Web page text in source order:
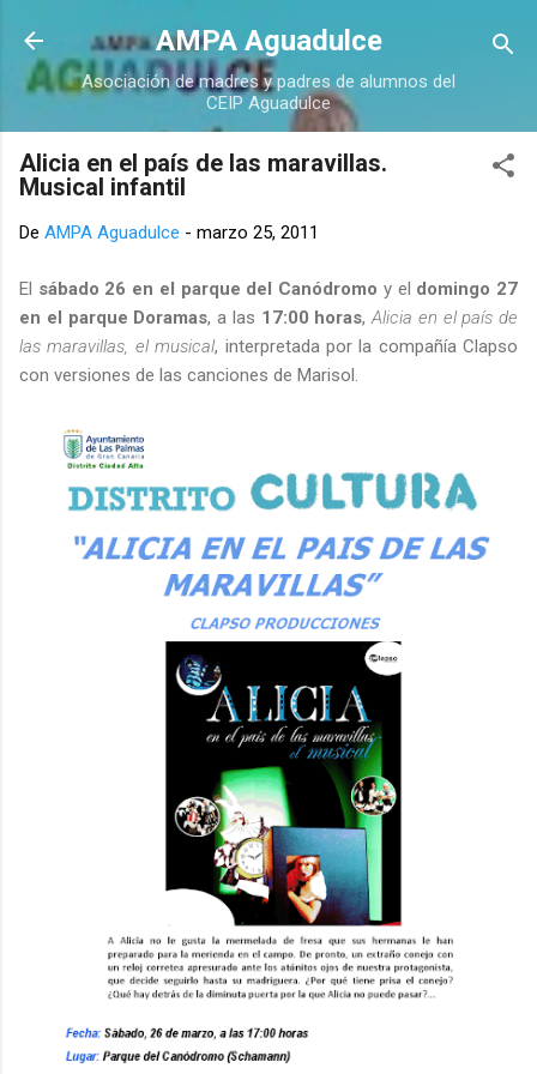
Ir al contenido principal
AMPA Aguadulce
Asociación de madres y padres de alumnos del
CEIP Aguadulce
Alicia en el país de las maravillas.
Musical infantil
De AMPA Aguadulce - marzo 25, 2011
El sábado 26 en el parque del Canódromo y el domingo 27
en el parque Doramas, a las 17:00 horas, Alicia en el país de
las maravillas, el musical, interpretada por la compañía Clapso
con versiones de las canciones de Marisol.